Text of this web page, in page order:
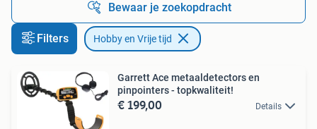
Bewaar je zoekopdracht
Filters Hobby en Vrije tijd
Garrett Ace metaaldetectors en
pinpointers - topkwaliteit!
€ 199,00 Details